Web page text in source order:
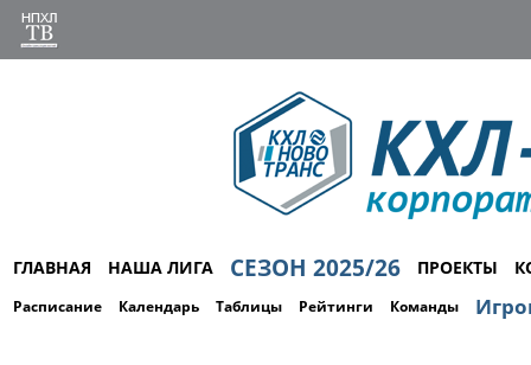
ГЛАВНАЯ НАША ЛИГА СЕЗОН 2025/26 ПРОЕКТЫ
Расписание Календарь Таблицы Рейтинги Команды